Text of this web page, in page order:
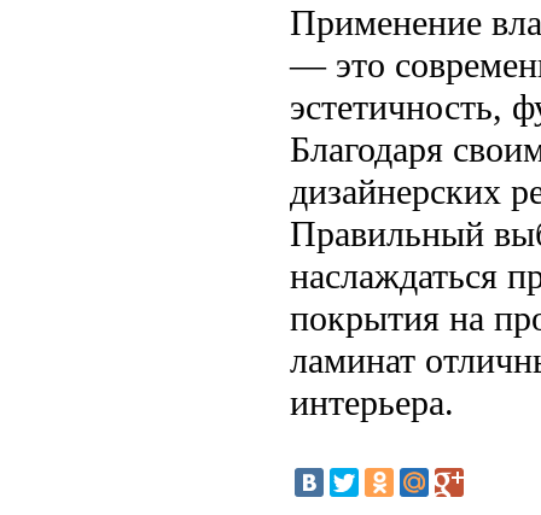
Применение
— это
эстетичность,
Благодаря
дизайнерских
Правильный
наслаждаться
покрытия на
ламинат
интерьера.